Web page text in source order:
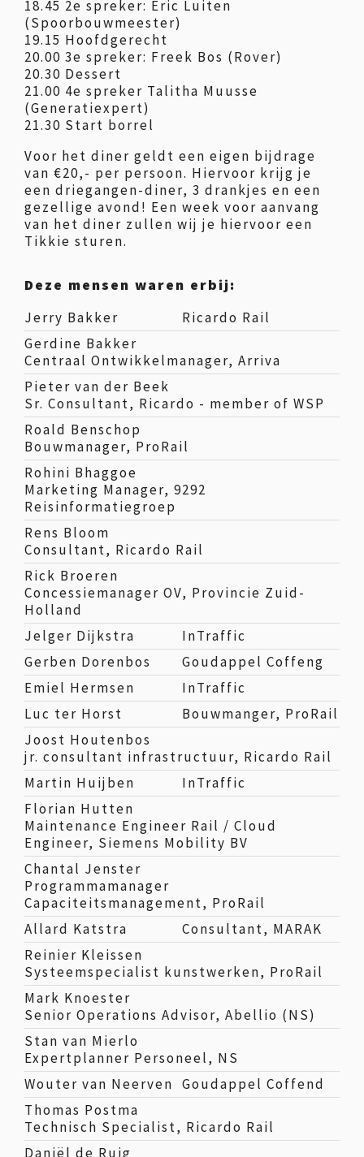
18.45 2e spreker: Eric Luiten
(Spoorbouwmeester)
19.15 Hoofdgerecht
20.00 3e spreker: Freek Bos (Rover)
20.30 Dessert
21.00 4e spreker Talitha Muusse
(Generatiexpert)
21.30 Start borrel
Voor het diner geldt een eigen bijdrage
van €20,- per persoon. Hiervoor krijg je
een driegangen-diner, 3 drankjes en een
gezellige avond! Een week voor aanvang
van het diner zullen wij je hiervoor een
Tikkie sturen.
Deze mensen waren erbij:
Jerry Bakker
Ricardo Rail
Gerdine Bakker
Centraal Ontwikkelmanager, Arriva
Pieter van der Beek
Sr. Consultant, Ricardo - member of WSP
Roald Benschop
Bouwmanager, ProRail
Rohini Bhaggoe
Marketing Manager, 9292
Reisinformatiegroep
Rens Bloom
Consultant, Ricardo Rail
Rick Broeren
Concessiemanager OV, Provincie Zuid-
Holland
Jelger Dijkstra
InTraffic
Gerben Dorenbos
Goudappel Coffeng
Emiel Hermsen
InTraffic
Luc ter Horst
Bouwmanger, ProRail
Joost Houtenbos
jr. consultant infrastructuur, Ricardo Rail
Martin Huijben
InTraffic
Florian Hutten
Maintenance Engineer Rail / Cloud
Engineer, Siemens Mobility BV
Chantal Jenster
Programmamanager
Capaciteitsmanagement, ProRail
Allard Katstra
Consultant, MARAK
Reinier Kleissen
Systeemspecialist kunstwerken, ProRail
Mark Knoester
Senior Operations Advisor, Abellio (NS)
Stan van Mierlo
Expertplanner Personeel, NS
Wouter van Neerven Goudappel Coffend
Thomas Postma
Technisch Specialist, Ricardo Rail
Daniël de Ruig